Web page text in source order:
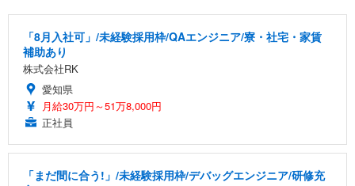
「8月入社可」/未経験採用枠/QAエンジニア/寮・社宅・家賃
補助あり
株式会社RK
愛知県
月給30万円～51万8,000円
正社員
「まだ間に合う!」/未経験採用枠/デバッグエンジニア/研修充